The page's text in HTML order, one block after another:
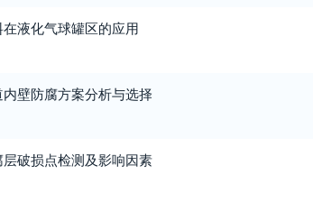
液化气球罐区的应用
壁防腐方案分析与选择
破损点检测及影响因素